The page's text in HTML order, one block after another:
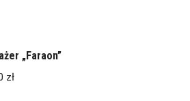
„Faraon”
zł